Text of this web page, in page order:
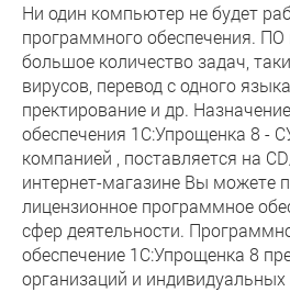
Ни один компьютер не будет
программного обеспечения.
большое количество задач,
вирусов, перевод с одного
пректирование и др.
обеспечения 1С:Упрощенка 8 -
компанией , поставляется на
интернет-магазине Вы можете
лицензионное программное
сфер деятельности.
обеспечение 1С:Упрощенка 8
организаций и